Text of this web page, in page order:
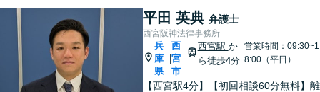
平田 英典 弁護士
西宮阪神法律事務所
兵
庫
県
西
宮
市
西宮駅 か
ら徒歩4分
営業時間：09:30~1
8:00（平日）
【西宮駅4分】【初回相談60分無料】離